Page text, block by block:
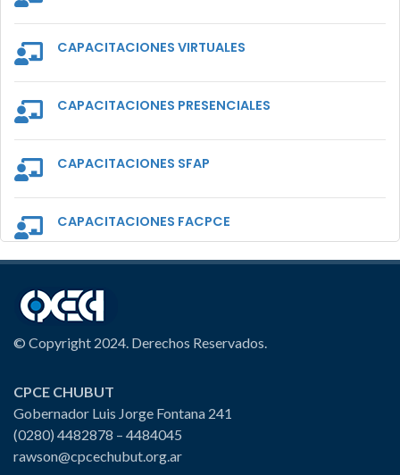
CAPACITACIONES VIRTUALES
CAPACITACIONES PRESENCIALES
CAPACITACIONES SFAP
CAPACITACIONES FACPCE
© Copyright 2024. Derechos Reservados.
CPCE CHUBUT
Gobernador Luis Jorge Fontana 241
(0280) 4482878 – 4484045
rawson@cpcechubut.org.ar